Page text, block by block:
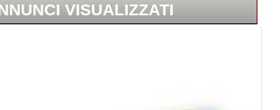
VISUALIZZATI